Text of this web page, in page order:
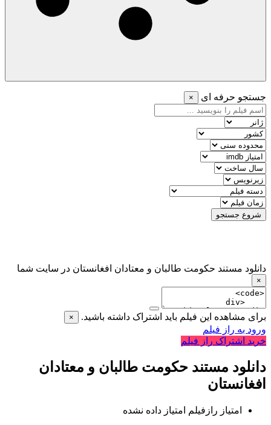
جستجو حرفه ای ×
شروع جستجو
دانلود مستند حکومت طالبان و معتادان افغانستان در سایت شما
×
برای مشاهده این فیلم باید اشتراک داشته باشید. ×
ورود به راز فیلم
خرید اشتراک راز فیلم
دانلود مستند حکومت طالبان و معتادان
افغانستان
امتیاز رازفیلم امتیاز داده نشده